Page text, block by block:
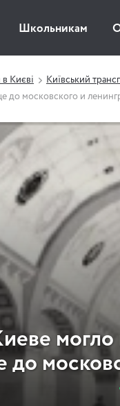
Школьникам
Києві Київський
до московского и
могло